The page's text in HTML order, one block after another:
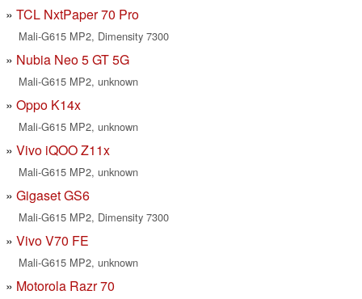
TCL NxtPaper 70 Pro
Mali-G615 MP2, Dimensity 7300
Nubia Neo 5 GT 5G
Mali-G615 MP2, unknown
Oppo K14x
Mali-G615 MP2, unknown
Vivo iQOO Z11x
Mali-G615 MP2, unknown
Gigaset GS6
Mali-G615 MP2, Dimensity 7300
Vivo V70 FE
Mali-G615 MP2, unknown
Motorola Razr 70